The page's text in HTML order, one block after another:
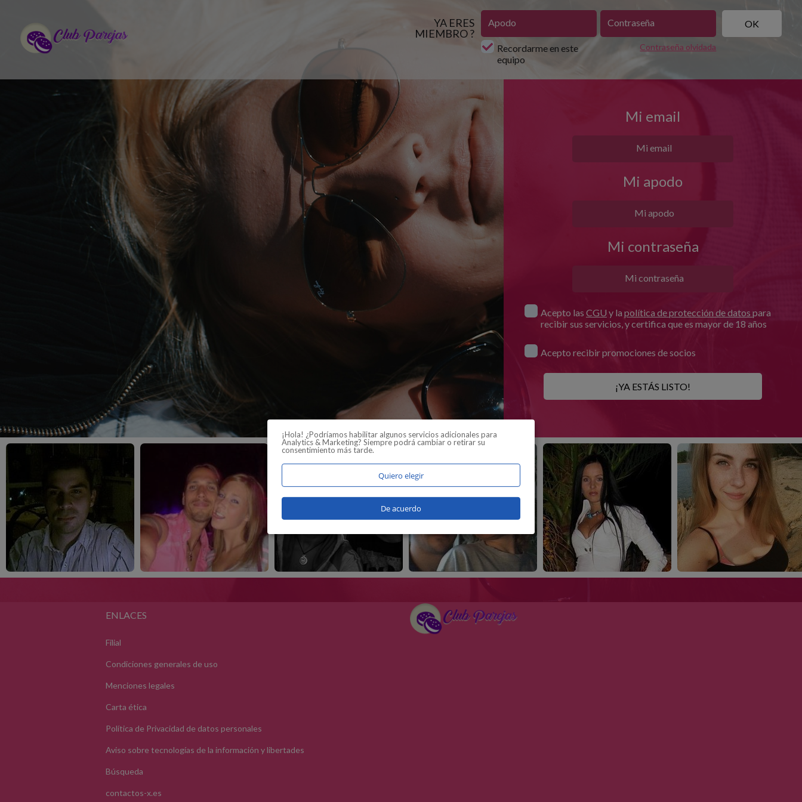
YA ERES
MIEMBRO ?
Recordarme en este
equipo
Contraseña olvidada
Mi email
Mi apodo
Mi contraseña
Acepto las CGUy la política de protección de datos para
recibir sus servicios, y certifica que es mayor de 18 años
Acepto recibir promociones de socios
¡YA ESTÁS LISTO!
ENLACES
Filial
Condiciones generales de uso
Menciones legales
Carta ética
Política de Privacidad de datos personales
Aviso sobre tecnologías de la información y libertades
Búsqueda
contactos-x.es
¡Hola! ¿Podríamos habilitar algunos servicios adicionales para
Analytics & Marketing? Siempre podrá cambiar o retirar su
consentimiento más tarde.
Quiero elegir
De acuerdo